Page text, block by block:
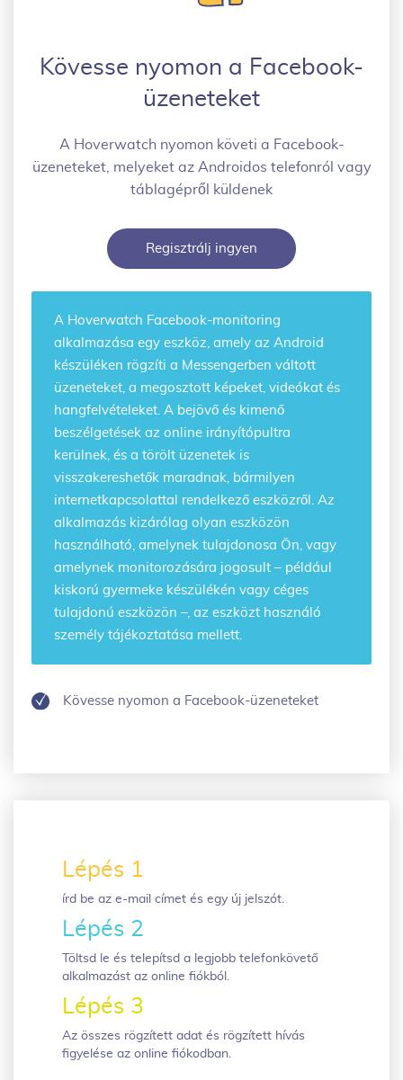
Kövesse nyomon a Facebook-
üzeneteket
A Hoverwatch nyomon követi a Facebook-
üzeneteket, melyeket az Androidos telefonról vagy
táblagépről küldenek
Regisztrálj ingyen
A Hoverwatch Facebook-monitoring
alkalmazása egy eszköz, amely az Android
készüléken rögzíti a Messengerben váltott
üzeneteket, a megosztott képeket, videókat és
hangfelvételeket. A bejövő és kimenő
beszélgetések az online irányítópultra
kerülnek, és a törölt üzenetek is
visszakereshetők maradnak, bármilyen
internetkapcsolattal rendelkező eszközről. Az
alkalmazás kizárólag olyan eszközön
használható, amelynek tulajdonosa Ön, vagy
amelynek monitorozására jogosult – például
kiskorú gyermeke készülékén vagy céges
tulajdonú eszközön –, az eszközt használó
személy tájékoztatása mellett.
Kövesse nyomon a Facebook-üzeneteket
Lépés 1
írd be az e-mail címet és egy új jelszót.
Lépés 2
Töltsd le és telepítsd a legjobb telefonkövető
alkalmazást az online fiókból.
Lépés 3
Az összes rögzített adat és rögzített hívás
figyelése az online fiókodban.